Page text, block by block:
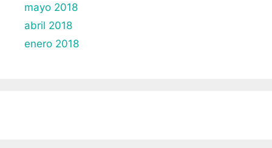
mayo 2018
abril 2018
enero 2018